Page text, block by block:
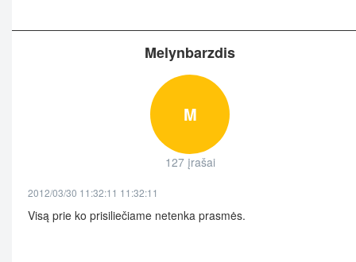
Melynbarzdis
M
127 įrašai
2012/03/30 11:32:11 11:32:11
Visą prie ko prisiliečiame netenka prasmės.